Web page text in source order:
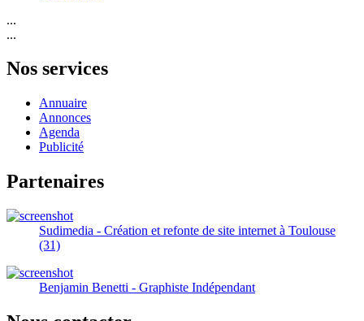
...
...
Nos services
Annuaire
Annonces
Agenda
Publicité
Partenaires
Sudimedia - Création et refonte de site internet à Toulouse
(31)
Benjamin Benetti - Graphiste Indépendant